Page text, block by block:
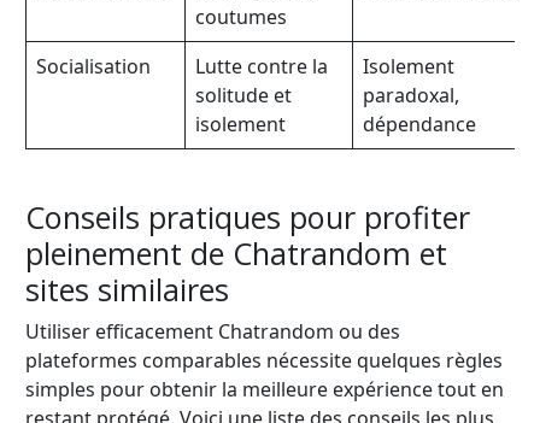
coutumes
Socialisation
Lutte contre la
solitude et
isolement
Isolement
paradoxal,
dépendance
Conseils pratiques pour profiter
pleinement de Chatrandom et
sites similaires
Utiliser efficacement Chatrandom ou des
plateformes comparables nécessite quelques règles
simples pour obtenir la meilleure expérience tout en